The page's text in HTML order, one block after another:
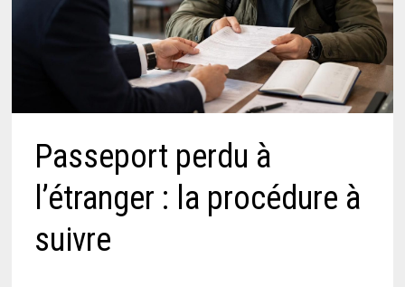
Passeport perdu à
l’étranger : la procédure à
suivre